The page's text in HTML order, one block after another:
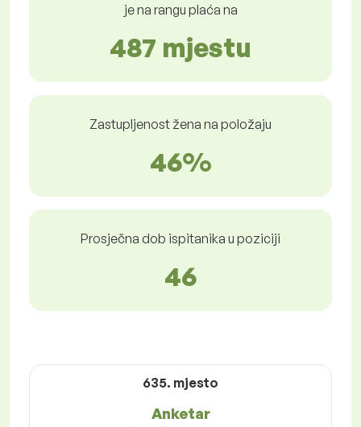
je na rangu plaća na
487 mjestu
Zastupljenost žena na položaju
46%
Prosječna dob ispitanika u poziciji
46
635. mjesto
Anketar